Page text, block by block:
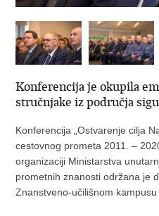
Konferencija je okupila
stručnjake iz područja
Konferencija „Ostvarenje cilja
cestovnog prometa 2011. –
organizaciji Ministarstva
prometnih znanosti održana je
Znanstveno-učilišnom kampusu